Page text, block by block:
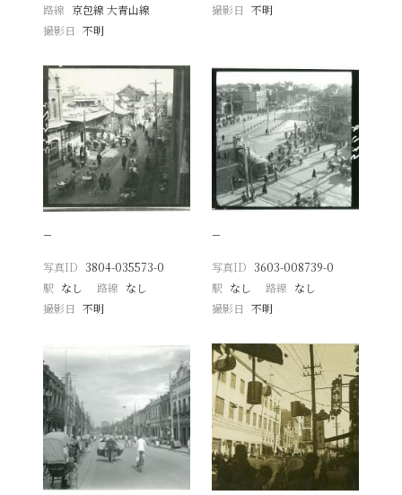
路線 京包線 大青山線
撮影日
不明
撮影日 不明
−
写真ID 3804-035573-0
駅 なし 路線 なし
撮影日
不明
−
写真ID 3603-008739-0
駅 なし 路線 なし
撮影日 不明